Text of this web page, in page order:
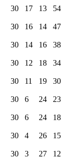
30 17 13 54
30 16 14 47
30 14 16 38
30 12 18 34
30 11 19 30
30 6 24 23
30 6 24 18
30 4 26 15
30 3 27 12